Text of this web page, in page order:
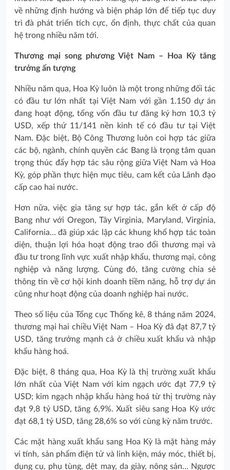
về những định hướng và biện pháp lớn để tiếp tục duy
trì đà phát triển tích cực, ổn định, thực chất của quan
hệ trong nhiều năm tới.
Thương mại song phương Việt Nam – Hoa Kỳ tăng
trưởng ấn tượng
Nhiều năm qua, Hoa Kỳ luôn là một trong những đối tác
có đầu tư lớn nhất tại Việt Nam với gần 1.150 dự án
đang hoạt động, tổng vốn đầu tư đăng ký hơn 10,3 tỷ
USD, xếp thứ 11/141 nền kinh tế có đầu tư tại Việt
Nam. Đặc biệt, Bộ Công Thương luôn coi hợp tác giữa
các bộ, ngành, chính quyền các Bang là trọng tâm quan
trọng thúc đẩy hợp tác sâu rộng giữa Việt Nam và Hoa
Kỳ, góp phần thực hiện mục tiêu, cam kết của Lãnh đạo
cấp cao hai nước.
Hơn nữa, việc gia tăng sự hợp tác, gắn kết ở cấp độ
Bang như với Oregon, Tây Virginia, Maryland, Virginia,
California… đã giúp xác lập các khung khổ hợp tác toàn
diện, thuận lợi hóa hoạt động trao đổi thương mại và
đầu tư trong lĩnh vực xuất nhập khẩu, thương mại, công
nghiệp và năng lượng. Cùng đó, tăng cường chia sẻ
thông tin về cơ hội kinh doanh tiềm năng, hỗ trợ dự án
cũng như hoạt động của doanh nghiệp hai nước.
Theo số liệu của Tổng cục Thống kê, 8 tháng năm 2024,
thương mại hai chiều Việt Nam – Hoa Kỳ đã đạt 87,7 tỷ
USD, tăng trưởng mạnh cả ở chiều xuất khẩu và nhập
khẩu hàng hoá.
Đặc biệt, 8 tháng qua, Hoa Kỳ là thị trường xuất khẩu
lớn nhất của Việt Nam với kim ngạch ước đạt 77,9 tỷ
USD; kim ngạch nhập khẩu hàng hoá từ thị trường này
đạt 9,8 tỷ USD, tăng 6,9%. Xuất siêu sang Hoa Kỳ ước
đạt 68,1 tỷ USD, tăng 28,6% so với cùng kỳ năm trước.
Các mặt hàng xuất khẩu sang Hoa Kỳ là mặt hàng máy
vi tính, sản phẩm điện tử và linh kiện, máy móc, thiết bị,
dụng cụ, phụ tùng, dệt may, da giày, nông sản… Ngược